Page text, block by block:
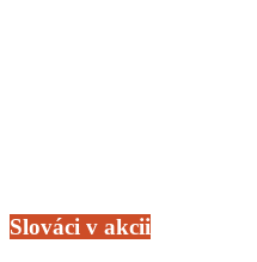
Slováci v akcii